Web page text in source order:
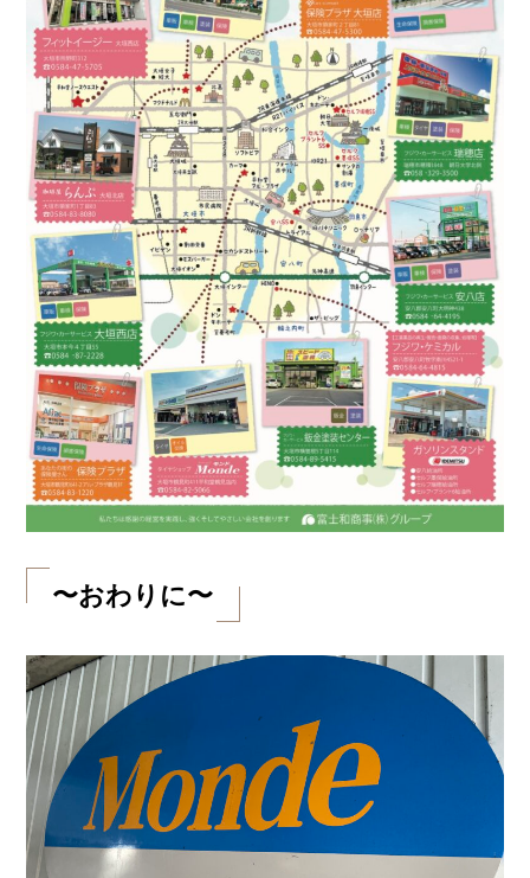
〜おわりに〜